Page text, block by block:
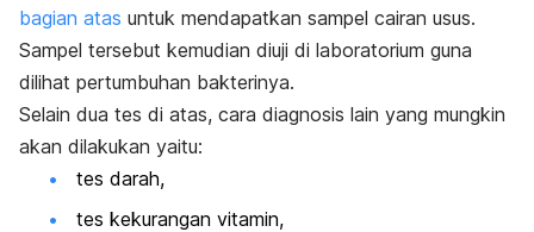
bagian atas untuk mendapatkan sampel cairan usus.
Sampel tersebut kemudian diuji di laboratorium guna
dilihat pertumbuhan bakterinya.
Selain dua tes di atas, cara diagnosis lain yang mungkin
akan dilakukan yaitu:
tes darah,
tes kekurangan vitamin,